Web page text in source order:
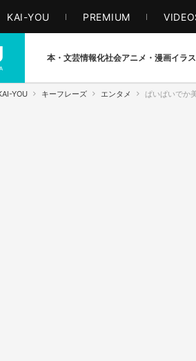
KAI-YOU PREMIUM
本・文芸情報化社会アニメ・漫画イラ
YOU キーフレーズ エンタメ ぱいぱいでか